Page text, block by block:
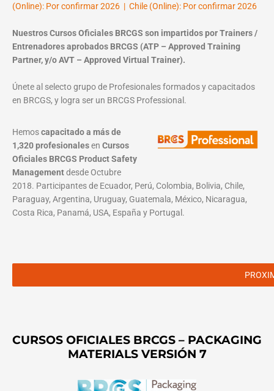
(Online): Por confirmar 2026 | Chile (Online): Por confirmar 2026
Nuestros Cursos Oficiales BRCGS son impartidos por Trainers /
Entrenadores aprobados BRCGS (ATP – Approved Training
Partner, y/o AVT – Approved Virtual Trainer).
Únete al selecto grupo de Profesionales formados y capacitados
en BRCGS, y logra ser un BRCGS Professional.
Hemoscapacitado a más de
1,320 profesionalesen Cursos
Oficiales BRCGS Product Safety
Managementdesde Octubre
2018. Participantes de Ecuador, Perú, Colombia, Bolivia, Chile,
Paraguay, Argentina, Uruguay, Guatemala, México, Nicaragua,
Costa Rica, Panamá, USA, España y Portugal.
CURSOS OFICIALES BRCGS – PACKAGING
MATERIALS VERSIÓN 7